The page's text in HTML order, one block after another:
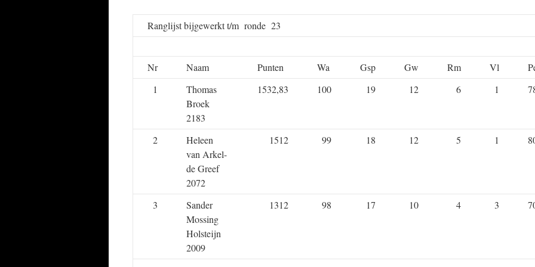
Ranglijst bijgewerkt t/m ronde 23
Nr Naam Punten Wa Gsp Gw Rm Vl
1
Thomas
Broek
2183
1532,83 100 19 12 6 1
2
Heleen
van Arkel-
de Greef
2072
1512 99 18 12 5 1
3
Sander
Mossing
Holsteijn
2009
1312 98 17 10 4 3